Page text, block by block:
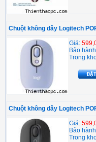
Chuột không dây Logitech
Giá:
Bảo
Trong
Chuột không dây Logitech
Giá:
Bảo
Trong